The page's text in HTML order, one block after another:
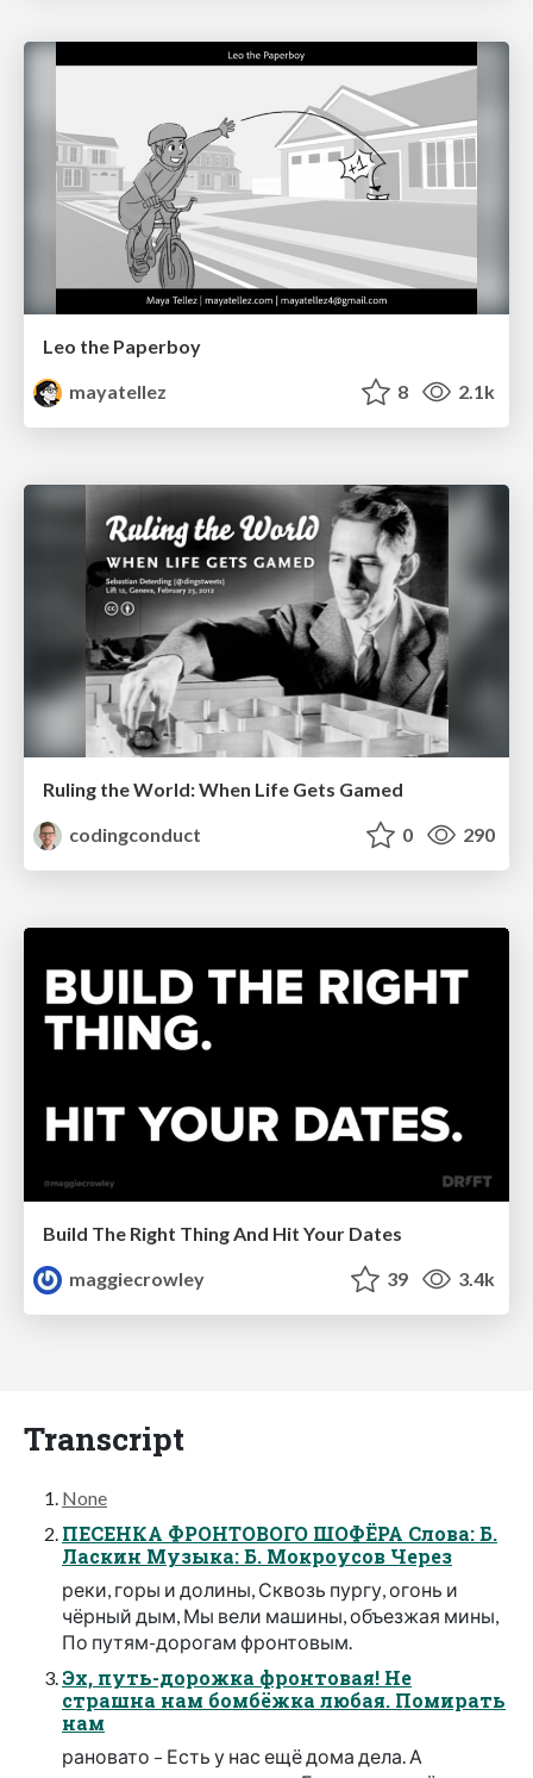
Leo the Paperboy
mayatellez
8 2.1k
Ruling the World: When Life Gets Gamed
codingconduct
0 290
Build The Right Thing And Hit Your Dates
maggiecrowley
39 3.4k
Transcript
None
ПЕСЕНКА ФРОНТОВОГО ШОФЁРА Слова: Б.
Ласкин Музыка: Б. Мокроусов Через
реки, горы и долины, Сквозь пургу, огонь и
чёрный дым, Мы вели машины, объезжая мины,
По путям-дорогам фронтовым.
Эх, путь-дорожка фронтовая! Не
страшна нам бомбёжка любая. Помирать
нам
рановато – Есть у нас ещё дома дела. А